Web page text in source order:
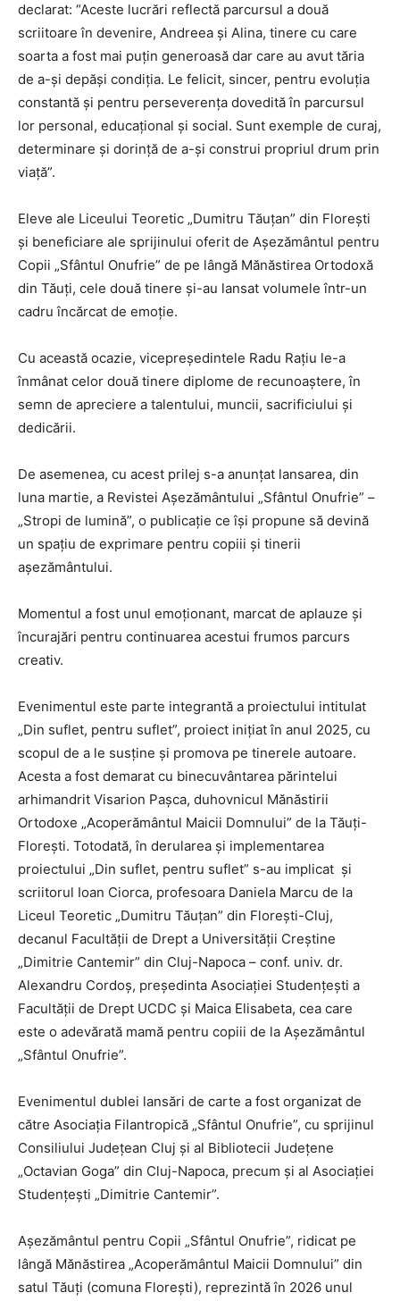
declarat: “Aceste lucrări reflectă parcursul a două
scriitoare în devenire, Andreea și Alina, tinere cu care
soarta a fost mai puțin generoasă dar care au avut tăria
de a-și depăși condiția. Le felicit, sincer, pentru evoluția
constantă și pentru perseverența dovedită în parcursul
lor personal, educațional și social. Sunt exemple de curaj,
determinare și dorință de a-și construi propriul drum prin
viață”.
Eleve ale Liceului Teoretic „Dumitru Tăuțan” din Florești
și beneficiare ale sprijinului oferit de Așezământul pentru
Copii „Sfântul Onufrie” de pe lângă Mănăstirea Ortodoxă
din Tăuți, cele două tinere și-au lansat volumele într-un
cadru încărcat de emoție.
Cu această ocazie, vicepreședintele Radu Rațiu le-a
înmânat celor două tinere diplome de recunoaștere, în
semn de apreciere a talentului, muncii, sacrificiului și
dedicării.
De asemenea, cu acest prilej s-a anunțat lansarea, din
luna martie, a Revistei Așezământului „Sfântul Onufrie” –
„Stropi de lumină”, o publicație ce își propune să devină
un spațiu de exprimare pentru copiii și tinerii
așezământului.
Momentul a fost unul emoționant, marcat de aplauze și
încurajări pentru continuarea acestui frumos parcurs
creativ.
Evenimentul este parte integrantă a proiectului intitulat
„Din suflet, pentru suflet”, proiect inițiat în anul 2025, cu
scopul de a le susține și promova pe tinerele autoare.
Acesta a fost demarat cu binecuvântarea părintelui
arhimandrit Visarion Pașca, duhovnicul Mănăstirii
Ortodoxe „Acoperământul Maicii Domnului” de la Tăuți-
Florești. Totodată, în derularea și implementarea
proiectului „Din suflet, pentru suflet” s-au implicat și
scriitorul Ioan Ciorca, profesoara Daniela Marcu de la
Liceul Teoretic „Dumitru Tăuțan” din Florești-Cluj,
decanul Facultății de Drept a Universității Creștine
„Dimitrie Cantemir” din Cluj-Napoca – conf. univ. dr.
Alexandru Cordoș, președinta Asociației Studențești a
Facultății de Drept UCDC și Maica Elisabeta, cea care
este o adevărată mamă pentru copiii de la Așezământul
„Sfântul Onufrie”.
Evenimentul dublei lansări de carte a fost organizat de
către Asociația Filantropică „Sfântul Onufrie”, cu sprijinul
Consiliului Județean Cluj și al Bibliotecii Județene
„Octavian Goga” din Cluj-Napoca, precum și al Asociației
Studențești „Dimitrie Cantemir”.
Așezământul pentru Copii „Sfântul Onufrie”, ridicat pe
lângă Mănăstirea „Acoperământul Maicii Domnului” din
satul Tăuți (comuna Florești), reprezintă în 2026 unul